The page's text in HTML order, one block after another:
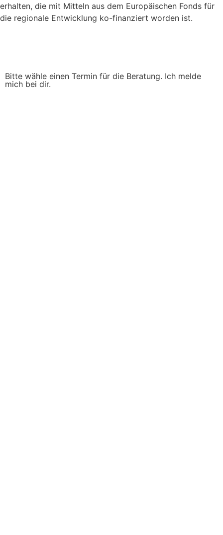
erhalten, die mit Mitteln aus dem Europäischen Fonds für
die regionale Entwicklung ko-finanziert worden ist.
Bitte wähle einen Termin für die Beratung. Ich melde
mich bei dir.